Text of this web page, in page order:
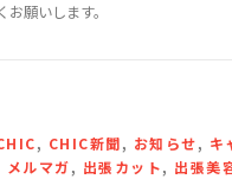
願いします。
, CHIC新聞, お知らせ, キ
メルマガ, 出張カット, 出張美